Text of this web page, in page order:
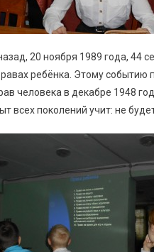
20 ноября 1989 года, 44
ребёнка. Этому событию
человека в декабре 1948
всех поколений учит: не